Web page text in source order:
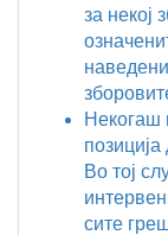
за некој
Некогаш
Во тој
сите